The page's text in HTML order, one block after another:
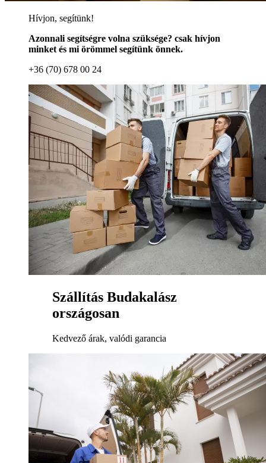
Hívjon, segítünk!
Azonnali segítségre volna szüksége? csak hívjon
minket és mi örömmel segítünk önnek.
+36 (70) 678 00 24
Szállítás Budakalász
országosan
Kedvező árak, valódi garancia